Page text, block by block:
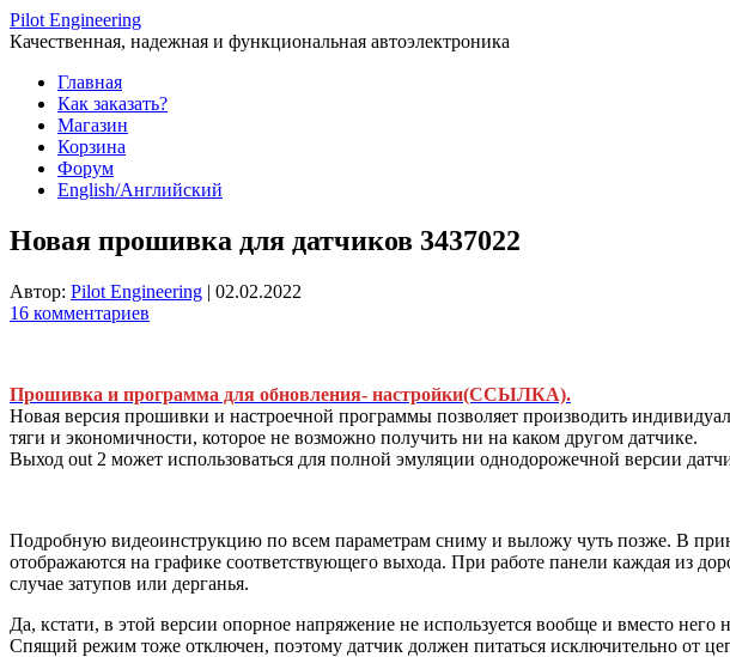
Перейти
к
Pilot Engineering
Качественная, надежная и функциональная автоэлектроника
Главная
Как заказать?
Магазин
Корзина
Форум
English/Английский
Новая прошивка для датчиков 3437022
Автор: Pilot Engineering | 02.02.2022
16 комментариев
Прошивка и программа для обновления- настройки(ССЫЛКА).
Новая версия прошивки и настроечной программы позволяет производить
тяги и экономичности, которое не возможно получить ни на каком другом датчике.
Выход out 2 может использоваться для полной эмуляции однодорожечной версии
Подробную видеоинструкцию по всем параметрам сниму и выложу чуть позже. В
отображаются на графике соответствующего выхода. При работе панели каждая из
случае затупов или дерганья.
Да, кстати, в этой версии опорное напряжение не используется вообще и вместо
Спящий режим тоже отключен, поэтому датчик должен питаться исключительно от